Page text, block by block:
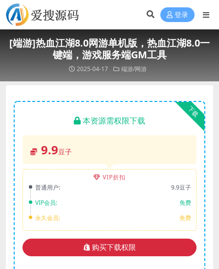
登录
[端游]热血江湖8.0网游单机版，热血江湖8.0一
键端，游戏服务端GM工具
2025-04-17 端游/网游
下载
本资源需权限下载
9.9豆子
VIP折扣
普通用户:
9.9豆子
VIP会员:
免费
永久会员:
免费
购买下载权限